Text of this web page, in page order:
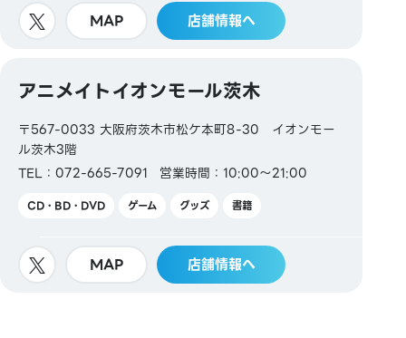
MAP 店舗情報へ
アニメイトイオンモール茨木
〒567-0033 大阪府茨木市松ケ本町8-30 イオンモー
ル茨木3階
TEL：072-665-7091
営業時間：10:00～21:00
CD・BD・DVD ゲーム グッズ 書籍
MAP 店舗情報へ